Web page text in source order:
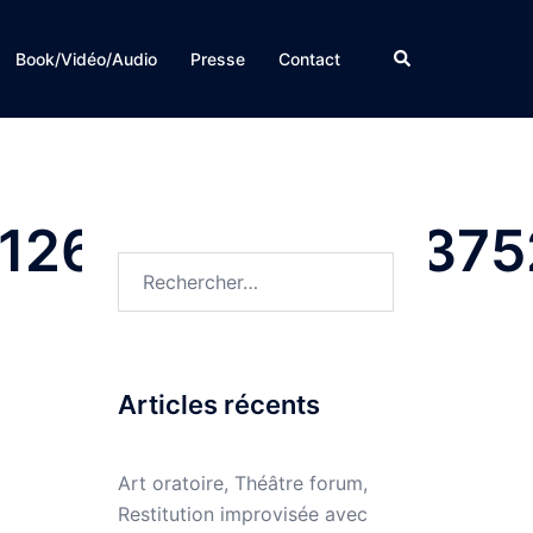
Book/Vidéo/Audio Presse Contact Rechercher
Articles récents
Art oratoire, Théâtre forum,
Restitution improvisée avec